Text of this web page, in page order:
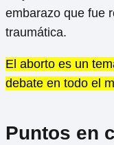
embarazo que fue
traumática.
El aborto es un
debate en todo el
Puntos en